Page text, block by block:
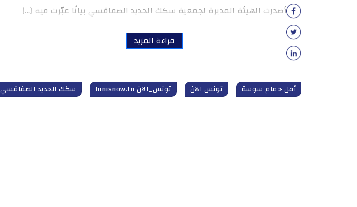
أصدرت الهيئة المديرة لجمعية سكك الحديد الصفاقسي بيانًا عبّرت فيه […]
قراءة المزيد
أمل حمام سوسة تونس الآن تونس_الآن tunisnow.tn سكك الحديد الصفاقسي